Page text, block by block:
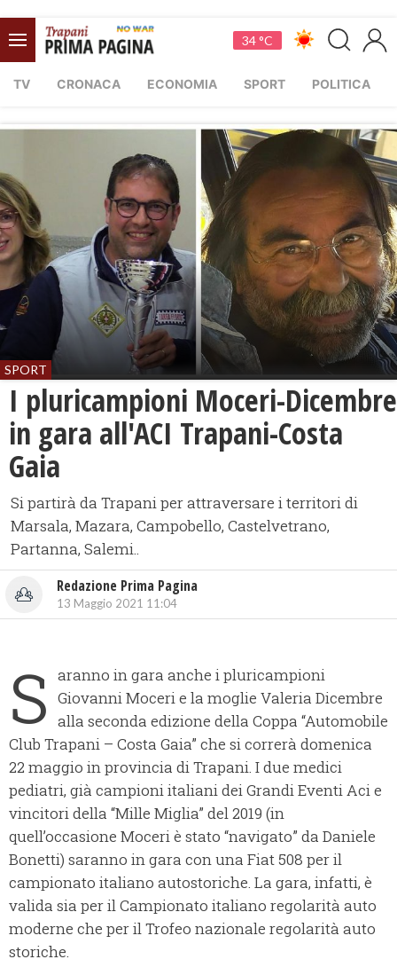
34 °C
TV CRONACA ECONOMIA SPORT POLITICA
SPORT
I pluricampioni Moceri-Dicembre
in gara all'ACI Trapani-Costa
Gaia
Si partirà da Trapani per attraversare i territori di
Marsala, Mazara, Campobello, Castelvetrano,
Partanna, Salemi..
Redazione Prima Pagina
13 Maggio 2021 11:04
S aranno in gara anche i pluricampioni
Giovanni Moceri e la moglie Valeria Dicembre
alla seconda edizione della Coppa “Automobile
Club Trapani – Costa Gaia” che si correrà domenica
22 maggio in provincia di Trapani. I due medici
pediatri, già campioni italiani dei Grandi Eventi Aci e
vincitori della “Mille Miglia” del 2019 (in
quell’occasione Moceri è stato “navigato” da Daniele
Bonetti) saranno in gara con una Fiat 508 per il
campionato italiano autostoriche. La gara, infatti, è
valida sia per il Campionato italiano regolarità auto
moderne che per il Trofeo nazionale regolarità auto
storiche.